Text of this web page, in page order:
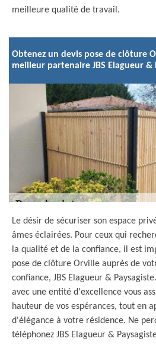
meilleure qualité de travail.
Obtenez un devis pose de clôture
meilleur partenaire JBS Elagueur &
Le désir de sécuriser son espace
âmes éclairées. Pour ceux qui
la qualité et de la confiance, il est
pose de clôture Orville auprès de
confiance, JBS Elagueur &
avec une entité d'excellence vous
hauteur de vos espérances, tout en
d'élégance à votre résidence. Ne
téléphonez JBS Elagueur &